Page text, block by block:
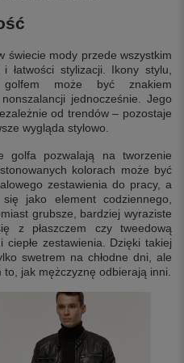
świecie mody przede wszystkim
łatwości stylizacji. Ikony stylu,
może być znakiem
jednocześnie. Jego
od trendów – pozostaje
wygląda stylowo.
golfa pozwalają na tworzenie
kolorach może być
zestawienia do pracy, a
jako element codziennego,
grubsze, bardziej wyraziste
z płaszczem czy tweedową
zestawienia. Dzięki takiej
swetrem na chłodne dni, ale
jak mężczyznę odbierają inni.